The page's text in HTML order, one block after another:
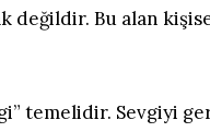
değildir. Bu alan
temelidir. Sevgiyi